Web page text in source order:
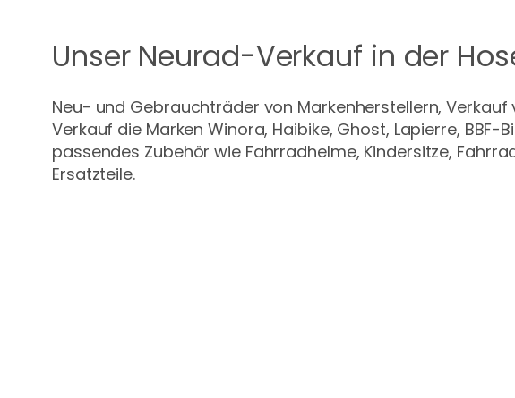
Unser Neurad-Verkauf in der
Neu- und Gebrauchträder von Markenherstellern, Verkauf
Verkauf die Marken Winora, Haibike, Ghost, Lapierre,
passendes Zubehör wie Fahrradhelme, Kindersitze,
Ersatzteile.